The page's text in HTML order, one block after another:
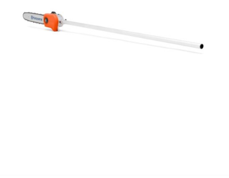
4.4 Google Reviews